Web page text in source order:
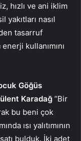
hızlı ve ani iklim
nasıl
tasarruf
kullanımını
Göğüs
Karadağ “Bir
bu beni çok
ısı yalıtımının
bulduk. İki adet